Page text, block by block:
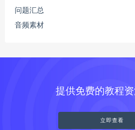
问题汇总
音频素材
提供免费的教程
立即查看